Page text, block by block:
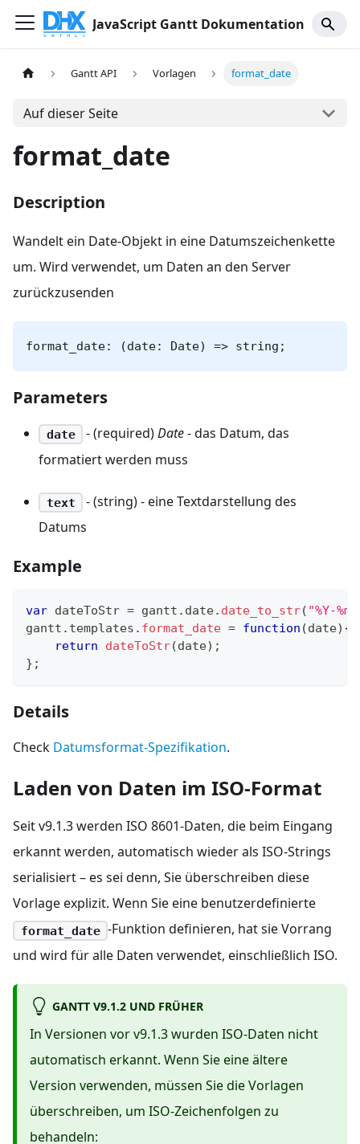
JavaScript Gantt Dokumentation
Gantt API Vorlagen format_date
Auf dieser Seite
format_date
Description
Wandelt ein Date-Objekt in eine Datumszeichenkette
um. Wird verwendet, um Daten an den Server
zurückzusenden
format_date: (date: Date) => string;
Parameters
date - (required)Date- das Datum, das
formatiert werden muss
text
- (string) - eine Textdarstellung des
Datums
Example
var dateToStr = gantt . date. date_to_str( "%Y-
gantt . templates . format_date = function (date) {
return
dateToStr(date) ;
} ;
Details
Check Datumsformat-Spezifikation.
Laden von Daten im ISO-Format
Seit v9.1.3 werden ISO 8601-Daten, die beim Eingang
erkannt werden, automatisch wieder als ISO-Strings
serialisiert – es sei denn, Sie überschreiben diese
Vorlage explizit. Wenn Sie eine benutzerdefinierte
format_date -Funktion definieren, hat sie Vorrang
und wird für alle Daten verwendet, einschließlich ISO.
GANTT V9.1.2 UND FRÜHER
In Versionen vor v9.1.3 wurden ISO-Daten nicht
automatisch erkannt. Wenn Sie eine ältere
Version verwenden, müssen Sie die Vorlagen
überschreiben, um ISO-Zeichenfolgen zu
behandeln: